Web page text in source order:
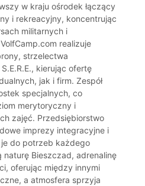
w kraju ośrodek łączący
i rekreacyjny, koncentrując
militarnych i
realizuje
strzelectwa
kierując ofertę
jak i firm. Zespół
specjalnych, co
merytoryczny i
zajęć. Przedsiębiorstwo
imprezy integracyjne i
do potrzeb każdego
naturę Bieszczad, adrenalinę
oferując między innymi
a atmosfera sprzyja